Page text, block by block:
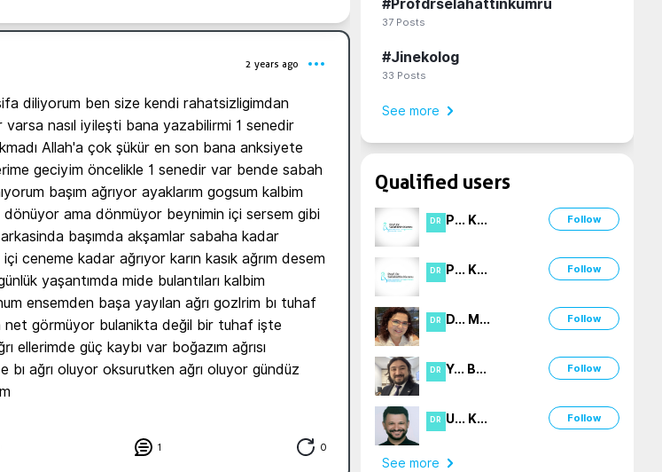
2 years ago
diliyorum ben size kendi rahatsizligimdan
nasıl iyileşti bana yazabilirmi 1 senedir
Allah'a çok şükür en son bana anksiyete
geciyim öncelikle 1 senedir var bende sabah
başım ağrıyor ayaklarım gogsum kalbim
ama dönmüyor beynimin içi sersem gibi
başımda akşamlar sabaha kadar
ceneme kadar ağrıyor karın kasık ağrım desem
yaşantımda mide bulantıları kalbim
ensemden başa yayılan ağrı gozlrim bı tuhaf
net görmüyor bulanikta değil bir tuhaf işte
ellerimde güç kaybı var boğazım ağrısı
bı ağrı oluyor oksurutken ağrı oluyor gündüz
1 0
#Profdrselahattinkumru
37 Posts
#Jinekolog
33 Posts
See more
Qualified users
DR P... K... Follow
DR P... K... Follow
DR D... M... Follow
DR Y... B... Follow
DR U... K... Follow
See more